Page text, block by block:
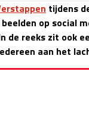
tijdens
op social
reeks zit ook
aan het